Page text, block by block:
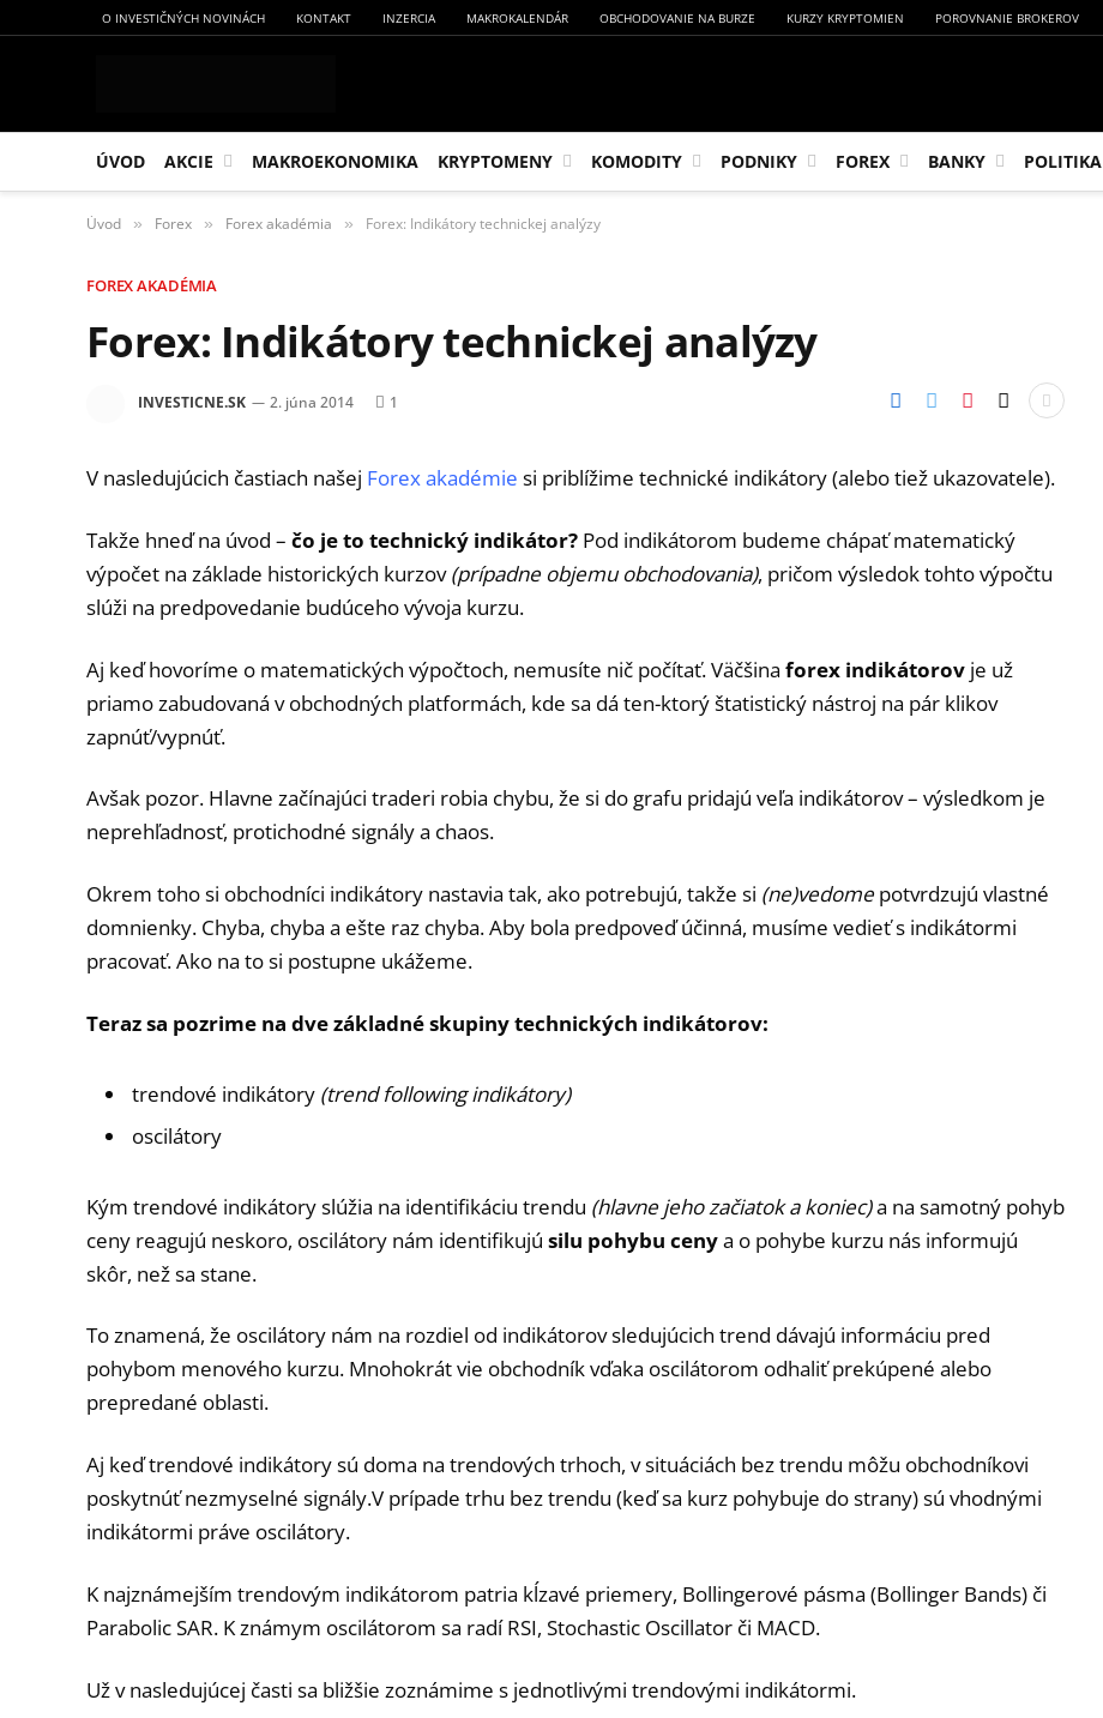
O INVESTIČNÝCH NOVINÁCH KONTAKT INZERCIA MAKROKALENDÁR OBCHODOVANIE NA BURZE KURZY KRYPTOMIEN POROVNANIE BROKEROV
ÚVOD AKCIE MAKROEKONOMIKA KRYPTOMENY KOMODITY PODNIKY FOREX BANKY POLITIKA
Úvod » Forex » Forex akadémia » Forex: Indikátory technickej analýzy
FOREX AKADÉMIA
Forex: Indikátory technickej analýzy
INVESTICNE.SK 2. júna 2014 1
V nasledujúcich častiach našej Forex akadémie si priblížime technické indikátory (alebo tiež ukazovatele).
Takže hneď na úvod – čo je to technický indikátor? Pod indikátorom budeme chápať matematický
výpočet na základe historických kurzov(prípadne objemu obchodovania), pričom výsledok tohto výpočtu
slúži na predpovedanie budúceho vývoja kurzu.
Aj keď hovoríme o matematických výpočtoch, nemusíte nič počítať. Väčšina forex indikátorov je už
priamo zabudovaná v obchodných platformách, kde sa dá ten-ktorý štatistický nástroj na pár klikov
zapnúť/vypnúť.
Avšak pozor. Hlavne začínajúci traderi robia chybu, že si do grafu pridajú veľa indikátorov – výsledkom je
neprehľadnosť, protichodné signály a chaos.
Okrem toho si obchodníci indikátory nastavia tak, ako potrebujú, takže si (ne)vedomepotvrdzujú vlastné
domnienky. Chyba, chyba a ešte raz chyba. Aby bola predpoveď účinná, musíme vedieť s indikátormi
pracovať. Ako na to si postupne ukážeme.
Teraz sa pozrime na dve základné skupiny technických indikátorov:
trendové indikátory (trend following indikátory)
oscilátory
Kým trendové indikátory slúžia na identifikáciu trendu (hlavne jeho začiatok a koniec)a na samotný pohyb
ceny reagujú neskoro, oscilátory nám identifikujú silu pohybu cenya o pohybe kurzu nás informujú
skôr, než sa stane.
To znamená, že oscilátory nám na rozdiel od indikátorov sledujúcich trend dávajú informáciu pred
pohybom menového kurzu. Mnohokrát vie obchodník vďaka oscilátorom odhaliť prekúpené alebo
prepredané oblasti.
Aj keď trendové indikátory sú doma na trendových trhoch, v situáciách bez trendu môžu obchodníkovi
poskytnúť nezmyselné signály.V prípade trhu bez trendu (keď sa kurz pohybuje do strany) sú vhodnými
indikátormi práve oscilátory.
K najznámejším trendovým indikátorom patria kĺzavé priemery, Bollingerové pásma (Bollinger Bands) či
Parabolic SAR. K známym oscilátorom sa radí RSI, Stochastic Oscillator či MACD.
Už v nasledujúcej časti sa bližšie zoznámime s jednotlivými trendovými indikátormi.